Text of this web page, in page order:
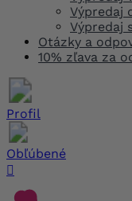
Výpredaj
Výpredaj
Otázky a
10% zľava za
Profil
Obľúbené
